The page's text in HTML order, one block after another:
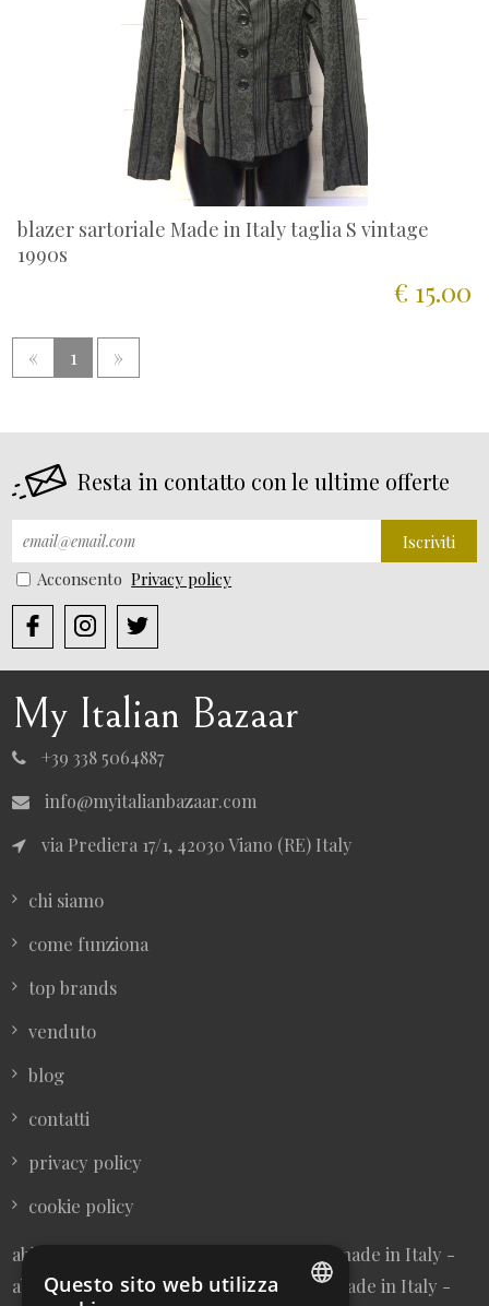
blazer sartoriale Made in Italy taglia S vintage
1990s
€ 15.00
« 1 »
Resta in contatto con le ultime offerte
Iscriviti
Acconsento Privacy policy
My Italian Bazaar
+39 338 5064887
info@myitalianbazaar.com
via Prediera 17/1, 42030 Viano (RE) Italy
chi siamo
come funziona
top brands
venduto
blog
contatti
privacy policy
cookie policy
abbigliamento donna vintage sartoriale made in Italy -
abbigliamento uomo vintage sartoriale made in Italy -
Questo sito web utilizza